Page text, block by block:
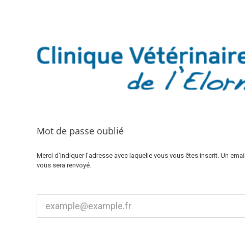
Mot de passe oublié
Merci d'indiquer l'adresse avec laquelle vous vous êtes inscrit. Un email
vous sera renvoyé.